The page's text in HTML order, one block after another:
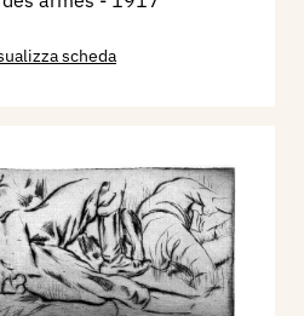
scheda